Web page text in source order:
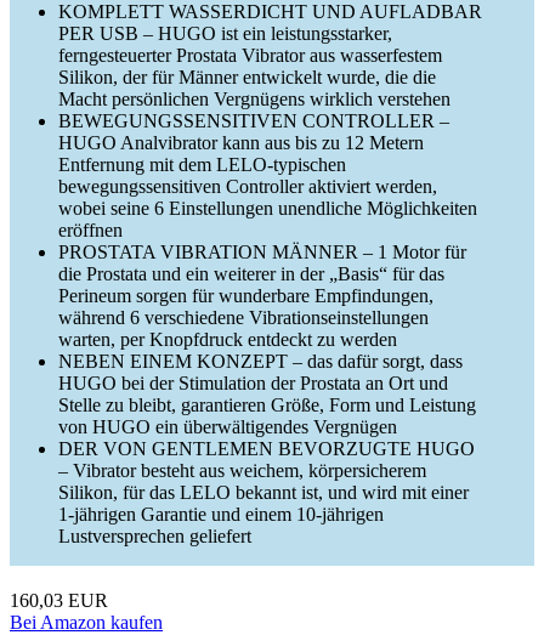
KOMPLETT WASSERDICHT UND AUFLADBAR
PER USB – HUGO ist ein leistungsstarker,
ferngesteuerter Prostata Vibrator aus wasserfestem
Silikon, der für Männer entwickelt wurde, die die
Macht persönlichen Vergnügens wirklich verstehen
BEWEGUNGSSENSITIVEN CONTROLLER –
HUGO Analvibrator kann aus bis zu 12 Metern
Entfernung mit dem LELO-typischen
bewegungssensitiven Controller aktiviert werden,
wobei seine 6 Einstellungen unendliche Möglichkeiten
eröffnen
PROSTATA VIBRATION MÄNNER – 1 Motor für
die Prostata und ein weiterer in der „Basis“ für das
Perineum sorgen für wunderbare Empfindungen,
während 6 verschiedene Vibrationseinstellungen
warten, per Knopfdruck entdeckt zu werden
NEBEN EINEM KONZEPT – das dafür sorgt, dass
HUGO bei der Stimulation der Prostata an Ort und
Stelle zu bleibt, garantieren Größe, Form und Leistung
von HUGO ein überwältigendes Vergnügen
DER VON GENTLEMEN BEVORZUGTE HUGO
– Vibrator besteht aus weichem, körpersicherem
Silikon, für das LELO bekannt ist, und wird mit einer
1-jährigen Garantie und einem 10-jährigen
Lustversprechen geliefert
160,03 EUR
Bei Amazon kaufen